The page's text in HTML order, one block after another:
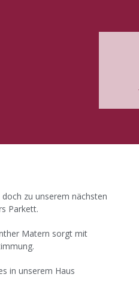
zu unserem nächsten
Parkett.
Matern sorgt mit
in unserem Haus